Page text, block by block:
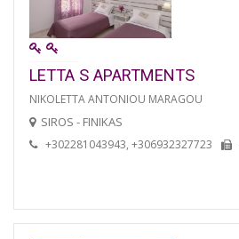
LETTA S APARTMENTS
NIKOLETTA ANTONIOU MARAGOU
SIROS - FINIKAS
+302281043943, +306932327723